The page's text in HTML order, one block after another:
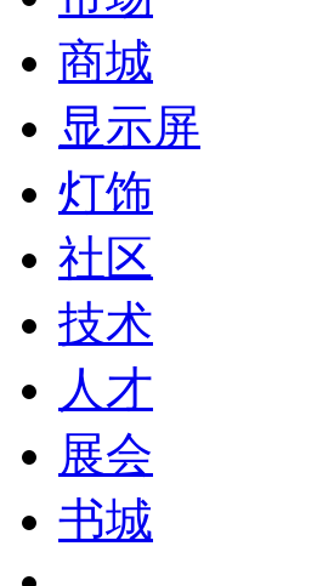
商城
显示屏
灯饰
社区
技术
人才
展会
书城